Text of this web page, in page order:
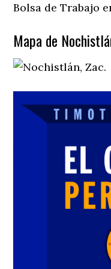
Bolsa de Trabajo
Mapa de